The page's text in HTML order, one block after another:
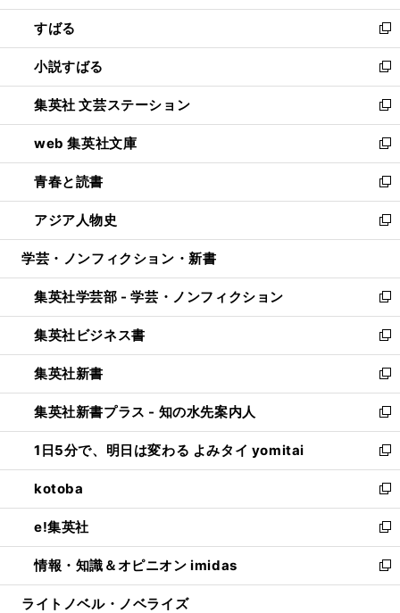
開
く
ウ
で
開
く
ン
ド
ウ
で
開
く
すばる
新
し
い
ウ
ィ
ン
ド
ウ
で
開
く
小説すばる
新
し
い
ウ
ィ
ン
ド
ウ
で
開
集英社 文芸ステーション
新
し
い
ウ
ィ
ン
ド
ウ
開
く
web 集英社文庫
新
し
い
ウ
ィ
ン
ウ
で
開
く
青春と読書
新
し
い
ウ
ン
ド
ウ
で
開
く
アジア人物史
新
し
ウ
ィ
ン
ド
ウ
で
開
く
学芸・ノンフィクション・新書
集英社学芸部 - 学芸・ノンフィクション
新
し
い
ウ
ィ
ン
ド
ウ
で
開
く
集英社ビジネス書
新
し
い
ウ
ィ
ン
ド
ウ
で
開
く
集英社新書
新
し
い
ウ
ィ
ン
ド
ウ
で
開
く
集英社新書プラス - 知の水先案内人
新
し
い
ウ
ィ
ン
ド
ウ
で
開
1日5分で、明日は変わる よみタイ yomitai
新
し
い
ウ
ィ
ン
ド
ウ
kotoba
新
し
い
ウ
ィ
ン
e!集英社
新
し
い
ウ
情報・知識＆オピニオン imidas
新
し
ライトノベル・ノベライズ